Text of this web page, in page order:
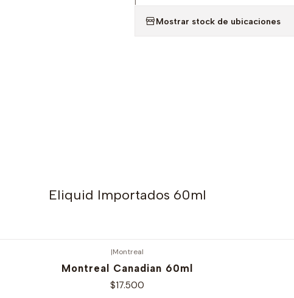
Mostrar stock de ubicaciones
Eliquid Importados 60ml
|Montreal
Montreal Canadian 60ml
$17.500